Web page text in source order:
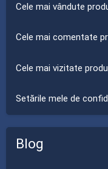
Cele mai vândute
Cele mai comentate
Cele mai vizitate
Setările mele de
Blog